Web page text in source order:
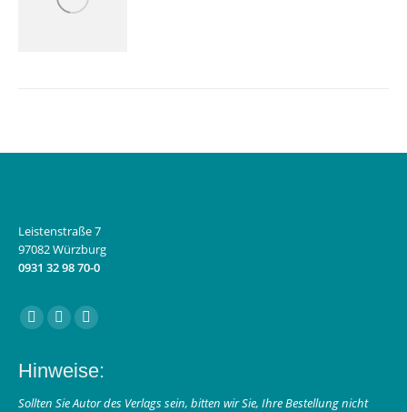
Leistenstraße 7
97082 Würzburg
0931 32 98 70-0
Finden Sie uns auf:
Facebook
opens
in
Instagram
opens
in
E-
page
opens
Hinweise:
Sollten Sie Autor des Verlags sein, bitten wir Sie, Ihre Bestellung nicht